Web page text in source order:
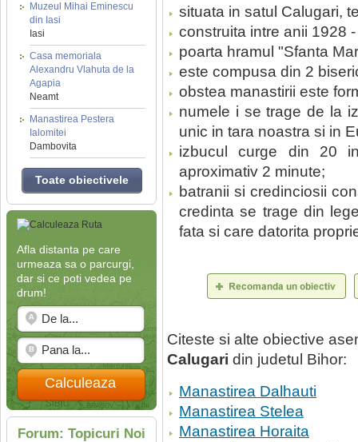
Muzeul Mihai Eminescu
din Iasi
Iasi
Casa memoriala
Alexandru Vlahuta de la
Agapia
Neamt
Manastirea Pestera
Ialomitei
Dambovita
Toate obiectivele
Afla distanta pe care
urmeaza sa o parcurgi,
dar si ce poti vedea pe
drum!
Calculeaza
Forum: Topicuri Noi
situata in satul Calugari,
construita intre anii 1928
poarta hramul "Sfanta
este compusa din 2
obstea manastirii este
numele i se trage de la
unic in tara noastra si in
izbucul curge din 20
aproximativ 2 minute;
batranii si credinciosii
credinta se trage din
fata si care datorita
Citeste si alte obiective
Calugari din judetul Bihor:
Manastirea Dalhauti
Manastirea Stelea
Manastirea Horaita